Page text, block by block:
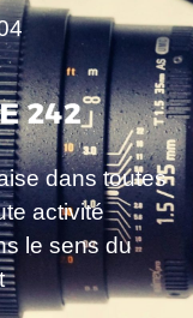
dans toutes
activité
le sens du